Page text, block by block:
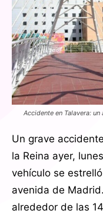
Accidente en Talavera:
Un grave
la Reina ayer,
vehículo se
avenida de
alrededor de las